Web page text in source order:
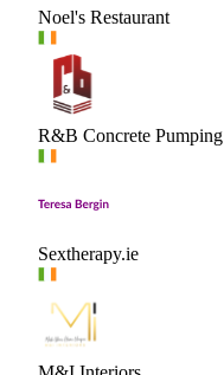
Noel's Restaurant
R&B Concrete Pumping
Sextherapy.ie